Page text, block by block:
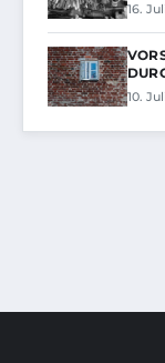
16.
10.